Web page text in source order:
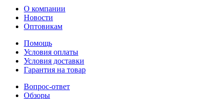
О компании
Новости
Оптовикам
Помощь
Условия оплаты
Условия доставки
Гарантия на товар
Вопрос-ответ
Обзоры